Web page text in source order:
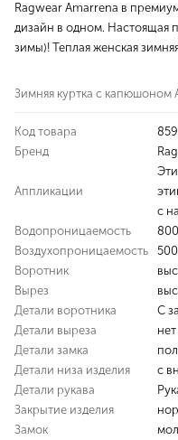
Ragwear Amarrena в
дизайн в одном. Настоящая
зимы)! Теплая женская
Зимняя куртка с капюшоном
Код товара
Бренд
Аппликации
с
Водопроницаемость
Воздухопроницаемость
Воротник
Вырез
Детали воротника
С
Детали выреза
нет
Детали замка
Детали низа изделия
с
Детали рукава
Закрытие изделия
Замок